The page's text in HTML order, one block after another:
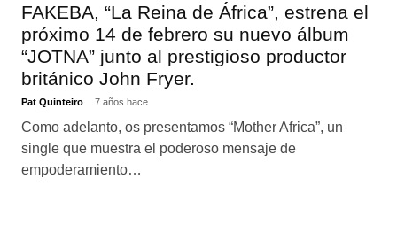
FAKEBA, “La Reina de África”, estrena el
próximo 14 de febrero su nuevo álbum
“JOTNA” junto al prestigioso productor
británico John Fryer.
Pat Quinteiro 7 años hace
Como adelanto, os presentamos “Mother Africa”, un
single que muestra el poderoso mensaje de
empoderamiento…